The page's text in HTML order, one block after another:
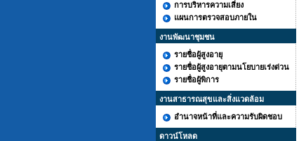
การบริหารความเสี่ยง
แผนการตรวจสอบภายใน
งานพัฒนาชุมชน
รายชื่อผู้สูงอายุ
รายชื่อผู้สูงอายุตามนโยบายเร่งด่วน
รายชื่อผู้พิการ
งานสาธารณสุขและสิ่งแวดล้อม
อำนาจหน้าที่และความรับผิดชอบ
ดาวน์โหลด